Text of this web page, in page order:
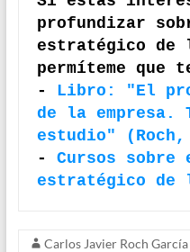
profundizar
estratégico de
permíteme que
- Libro: "El
de la empresa.
estudio" (Roch,
- Cursos sobre
estratégico de
Carlos Javier Roch García